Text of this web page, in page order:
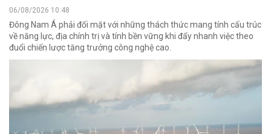
06/08/2026 10:48
Đông Nam Á phải đối mặt với những thách thức mang tính cấu trúc
về năng lực, địa chính trị và tính bền vững khi đẩy nhanh việc theo
đuổi chiến lược tăng trưởng công nghệ cao.